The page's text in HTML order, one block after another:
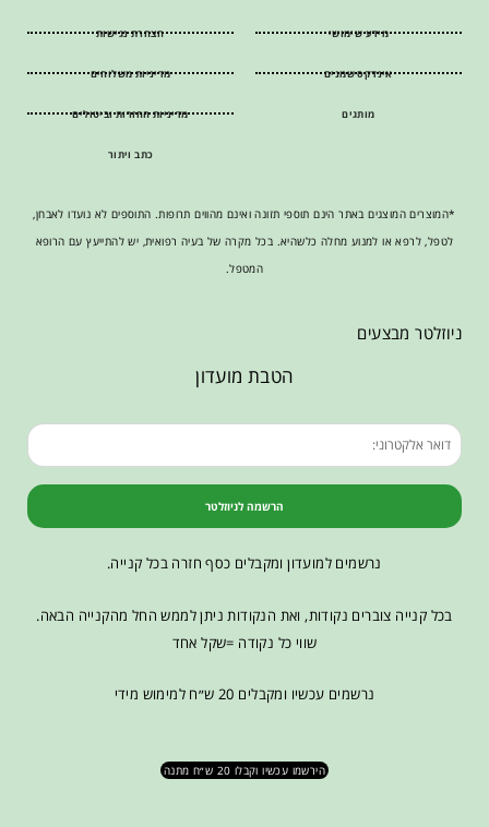
מידע שימושי
אינדקס שמנים
מותגים
הצהרת נגישות
מדיניות משלוחים
מדיניות החזרות וביטולים
כתב ויתור
*המוצרים המוצגים באתר הינם תוספי תזונה ואינם מהווים תרופות. התוספים לא נועדו לאבחן,
לטפל, לרפא או למנוע מחלה כלשהיא. בכל מקרה של בעיה רפואית, יש להתייעץ עם הרופא
המטפל.
ניוזלטר מבצעים
הטבת מועדון
הרשמה לניוזלטר
נרשמים למועדון ומקבלים כסף חזרה בכל קנייה.
בכל קנייה צוברים נקודות, ואת הנקודות ניתן לממש החל מהקנייה הבאה.
שווי כל נקודה =שקל אחד
נרשמים עכשיו ומקבלים 20 ש״ח למימוש מידי
הירשמו עכשיו וקבלו 20 ש״ח מתנה